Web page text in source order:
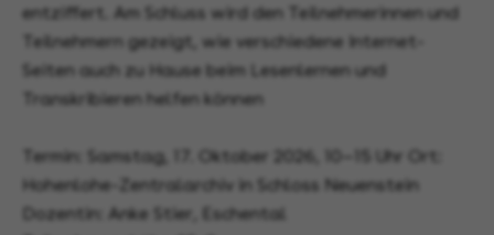
entziffert. Am Schluss wird den Teilnehmerinnen und
Teilnehmern gezeigt, wie verschiedene Internet-
Seiten auch zu Hause beim Lesenlernen und
Transkribieren helfen können
Termin: Samstag, 17. Oktober 2026, 10—15 Uhr Ort:
Hohenlohe-Zentralarchiv in Schloss Neuenstein
Dozentin: Anke Stier, Eschental